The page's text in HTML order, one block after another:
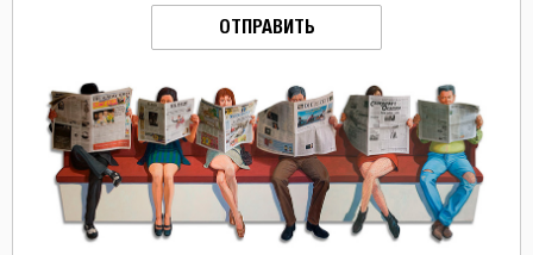
ОТПРАВИТЬ